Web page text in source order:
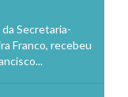
Secretaria-
Franco, recebeu